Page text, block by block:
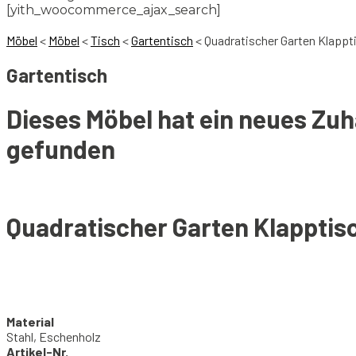
[yith_woocommerce_ajax_search]
Möbel < Möbel <Tisch <Gartentisch <Quadratischer Garten
Gartentisch
Dieses Möbel hat ein neues
gefunden
Quadratischer Garten
Material
Stahl, Eschenholz
Artikel-Nr.